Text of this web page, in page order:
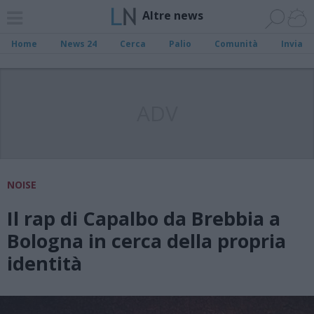
Altre news
Home News 24 Cerca Palio Comunità Invia
NOISE
Il rap di Capalbo da Brebbia a
Bologna in cerca della propria
identità